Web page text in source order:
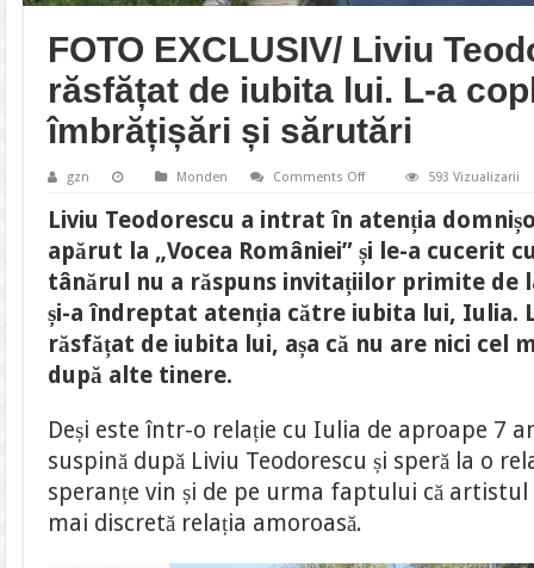
FOTO EXCLUSIV/ Liviu
răsfățat de iubita lui. L-a
îmbrățișări și sărutări
gzn Monden Comments Offon
EXCLUSIV/
Liviu
Teodorescu
este
răsfățat
de
iubita
lui.
a
sărutări
593 Vizualizarii
Liviu Teodorescu a intrat în atenția
apărut la „Vocea României” și le-a cucerit
tânărul nu a răspuns invitațiilor primite de
și-a îndreptat atenția către iubita lui, Iulia.
răsfățat de iubita lui, așa că nu are nici cel
după alte tinere.
Deși este într-o relație cu Iulia de aproape 7
suspină după Liviu Teodorescu și speră la o
speranțe vin și de pe urma faptului că artistul
mai discretă relația amoroasă.